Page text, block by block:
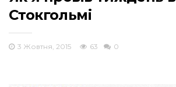
Стокгольмі
3 Жовтня, 2015 63 0